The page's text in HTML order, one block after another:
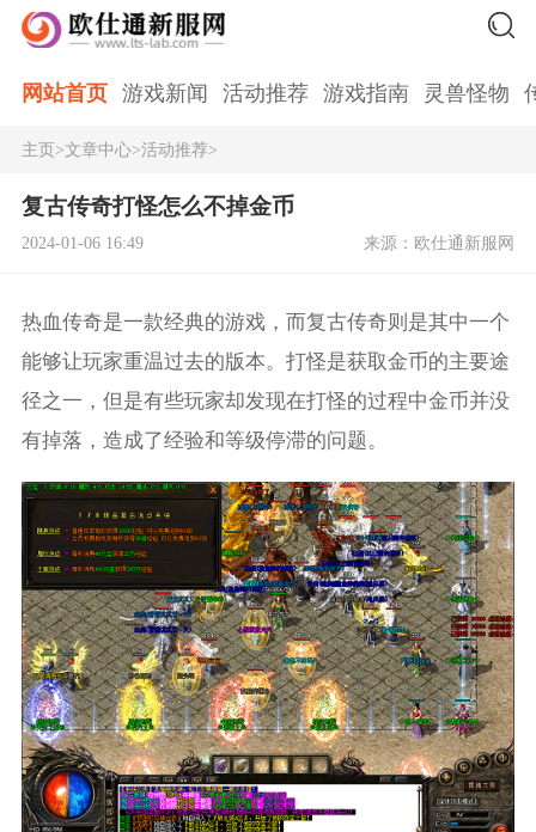
网站首页 游戏新闻 活动推荐 游戏指南 灵兽怪物
主页>文章中心>活动推荐>
复古传奇打怪怎么不掉金币
2024-01-06 16:49 来源：欧仕通新服网
热血传奇是一款经典的游戏，而复古传奇则是其中一个
能够让玩家重温过去的版本。打怪是获取金币的主要途
径之一，但是有些玩家却发现在打怪的过程中金币并没
有掉落，造成了经验和等级停滞的问题。